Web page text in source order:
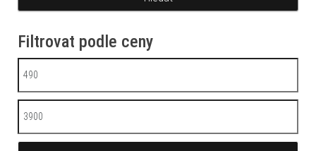
Filtrovat podle ceny
Minimální cena
Maximální cena